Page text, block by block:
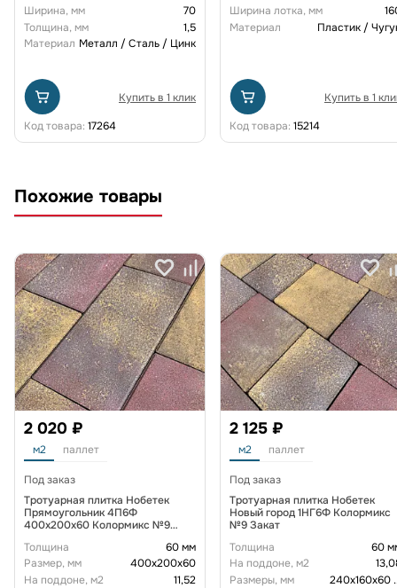
Ширина, мм
70
Толщина, мм
1,5
Материал Металл / Сталь / Цинк
Купить в 1 клик
Код товара: 17264
(комплект) 0805034-М
Ширина лотка, мм
Материал
Пластик /
Купить в 1
Код товара: 15214
Похожие товары
2 020 ₽
м2 паллет
Под заказ
Тротуарная плитка Нобетек
Прямоугольник 4П6Ф
400x200x60 Колормикс №9
Толщина
60 мм
Размер, мм
400х200х60
На поддоне, м2
11,52
2 125 ₽
м2 паллет
Под заказ
Тротуарная плитка Нобетек
Новый город 1НГ6Ф Колормикс
№9 Закат
Толщина
60
На поддоне, м2
Размеры, мм
240х160х60